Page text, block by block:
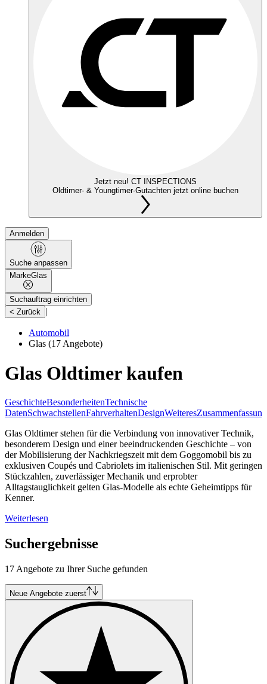
Jetzt neu! CT INSPECTIONS
Oldtimer- & Youngtimer-Gutachten jetzt online buchen
Anmelden
Suche anpassen
MarkeGlas
Suchauftrag einrichten
< Zurück |
Automobil
Glas (17 Angebote)
Glas Oldtimer kaufen
GeschichteBesonderheitenTechnische
DatenSchwachstellenFahrverhaltenDesignWeiteresZusammenfassung
Glas Oldtimer stehen für die Verbindung von innovativer Technik,
besonderem Design und einer beeindruckenden Geschichte – von
der Mobilisierung der Nachkriegszeit mit dem Goggomobil bis zu
exklusiven Coupés und Cabriolets im italienischen Stil. Mit geringen
Stückzahlen, zuverlässiger Mechanik und erprobter
Alltagstauglichkeit gelten Glas-Modelle als echte Geheimtipps für
Kenner.
Weiterlesen
Suchergebnisse
17 Angebote zu Ihrer Suche gefunden
Neue Angebote zuerst